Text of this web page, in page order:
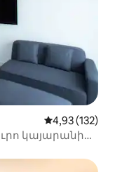
Միջին
4,93 (132)
կայարանից